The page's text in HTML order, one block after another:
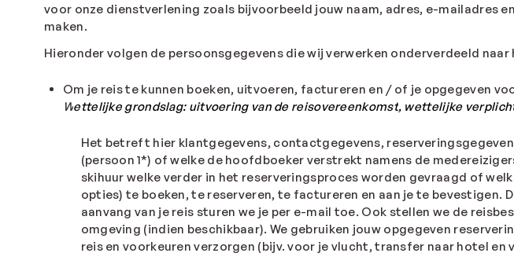
voor onze dienstverlening zoals bijvoorbeeld jouw naam, adres, e-mailadres
maken.
Hieronder volgen de persoonsgegevens die wij verwerken onderverdeeld
Om je reis te kunnen boeken, uitvoeren, factureren en / of je opgegeven
Wettelijke grondslag: uitvoering van de reisovereenkomst, wettelijke
Het betreft hier klantgegevens, contactgegevens,
(persoon 1*) of welke de hoofdboeker verstrekt namens de
skihuur welke verder in het reserveringsproces worden gevraagd of
opties) te boeken, te reserveren, te factureren en aan je te
aanvang van je reis sturen we je per e-mail toe. Ook stellen we de
omgeving (indien beschikbaar). We gebruiken jouw opgegeven
reis en voorkeuren verzorgen (bijv. voor je vlucht, transfer naar hotel